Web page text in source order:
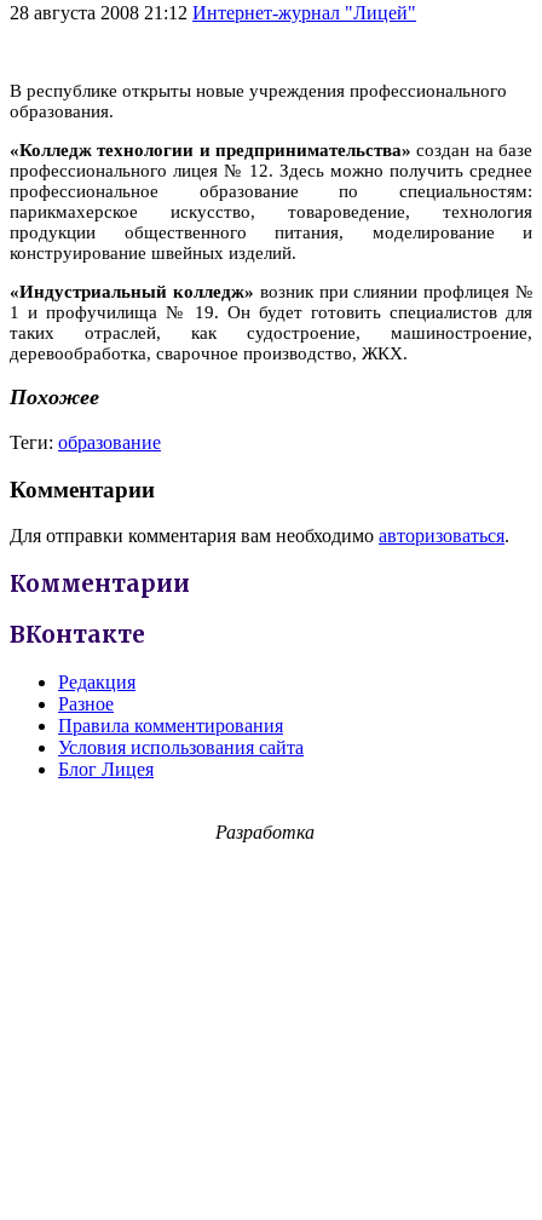
28 августа 2008 21:12 Интернет-журнал "Лицей"
В республике открыты новые учреждения профессионального
образования.
«Колледж технологии и предпринимательства» создан на базе
профессионального лицея № 12. Здесь можно получить среднее
профессиональное образование по специальностям:
парикмахерское искусство, товароведение, технология
продукции общественного питания, моделирование и
конструирование швейных изделий.
«Индустриальный колледж» возник при слиянии профлицея №
1 и профучилища № 19. Он будет готовить специалистов для
таких отраслей, как судостроение, машиностроение,
деревообработка, сварочное производство, ЖКХ.
Похожее
Теги: образование
Комментарии
Для отправки комментария вам необходимо авторизоваться.
Комментарии
ВКонтакте
Редакция
Разное
Правила комментирования
Условия использования сайта
Блог Лицея
Разработка